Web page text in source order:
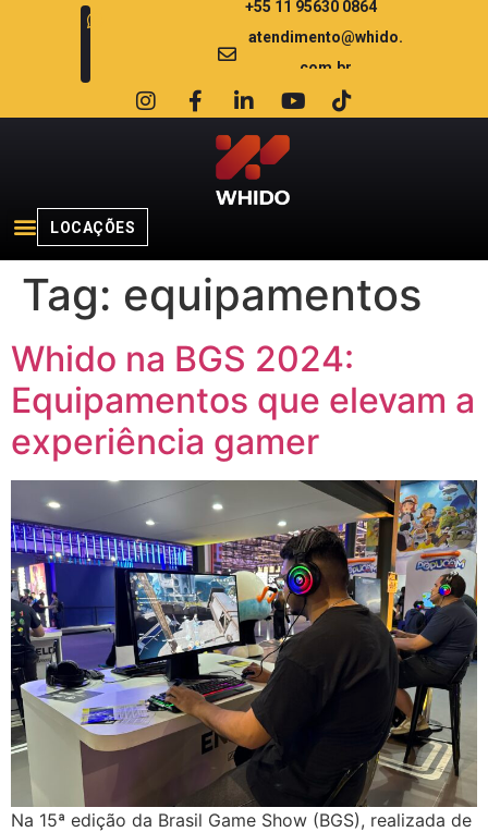
+55 11 95630 0864
atendimento@whido.
com.br
LOCAÇÕES
Tag: equipamentos
Whido na BGS 2024:
Equipamentos que elevam a
experiência gamer
Na 15ª edição da Brasil Game Show (BGS), realizada de